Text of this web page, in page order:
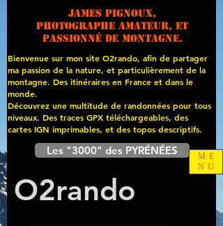
James PIGNOUX,
photographe amateur, et
passionné de montagne.
Bienvenue sur mon site O2rando, afin de partager
ma passion de la nature, et particulièrement de la
montagne. Des itinéraires en France et dans le
monde.
Découvrez une multitude de randonnées pour tous
niveaux. Des traces GPX téléchargeables, des
cartes IGN imprimables, et des topos descriptifs.
Les "3000" des PYRÉNÉES
O2rando
ME
NU